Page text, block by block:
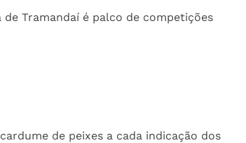
Tramandaí é palco de competições
de peixes a cada indicação dos